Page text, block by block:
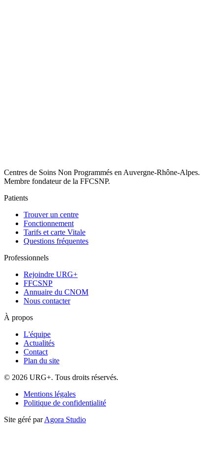
Centres de Soins Non Programmés en Auvergne-Rhône-Alpes.
Membre fondateur de la FFCSNP.
Patients
Trouver un centre
Fonctionnement
Tarifs et carte Vitale
Questions fréquentes
Professionnels
Rejoindre URG+
FFCSNP
Annuaire du CNOM
Nous contacter
À propos
L'équipe
Actualités
Contact
Plan du site
© 2026 URG+. Tous droits réservés.
Mentions légales
Politique de confidentialité
Site géré parAgora Studio